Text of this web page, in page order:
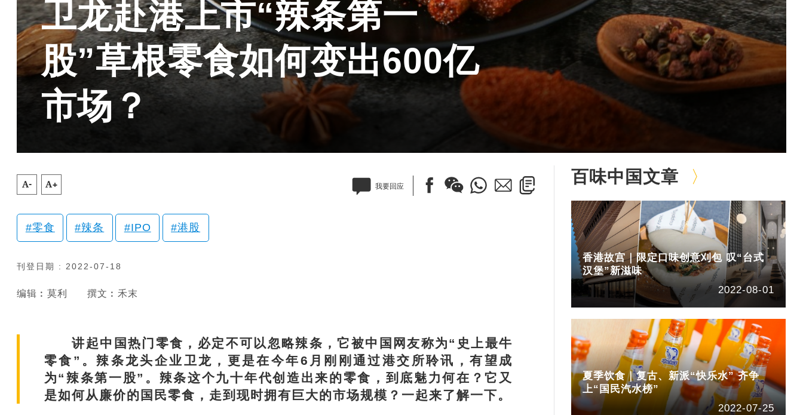
卫龙赴港上市“辣条第一
股”草根零食如何变出600亿
市场？
A- A+ 我要回应
零食 辣条 IPO 港股
刊登日期 : 2022-07-18
编辑︰莫利 撰文︰禾末
讲起中国热门零食，必定不可以忽略辣条，它被中国网友称为“史上最牛
零食”。辣条龙头企业卫龙，更是在今年6月刚刚通过港交所聆讯，有望成
为“辣条第一股”。辣条这个九十年代创造出来的零食，到底魅力何在？它又
是如何从廉价的国民零食，走到现时拥有巨大的市场规模？一起来了解一下。
百味中国文章
香港故宫｜限定口味创意刈包 叹“台式
汉堡”新滋味
2022-08-01
夏季饮食｜复古、新派“快乐水” 齐争
上“国民汽水榜”
2022-07-25